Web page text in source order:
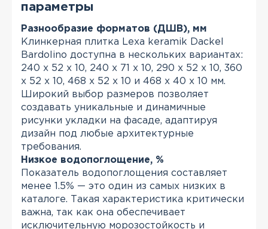
параметры
Разнообразие форматов (ДШВ), мм
Клинкерная плитка Lexa keramik Dackel
Bardolino доступна в нескольких вариантах:
240 х 52 х 10, 240 x 71 x 10, 290 x 52 x 10, 360
x 52 x 10, 468 x 52 x 10 и 468 x 40 x 10 мм.
Широкий выбор размеров позволяет
создавать уникальные и динамичные
рисунки укладки на фасаде, адаптируя
дизайн под любые архитектурные
требования.
Низкое водопоглощение, %
Показатель водопоглощения составляет
менее 1.5% — это один из самых низких в
каталоге. Такая характеристика критически
важна, так как она обеспечивает
исключительную морозостойкость и